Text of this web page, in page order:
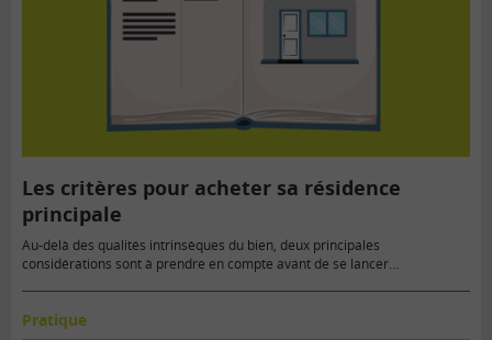
Les critères pour acheter sa résidence
principale
Au-delà des qualités intrinsèques du bien, deux principales
considérations sont à prendre en compte avant de se lancer…
Pratique